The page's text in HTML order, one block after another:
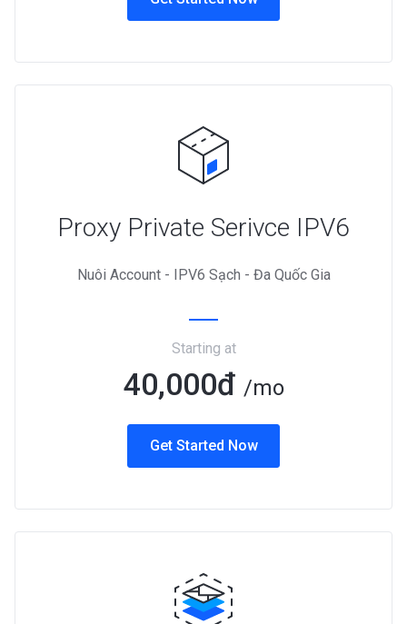
Proxy Private Serivce IPV6
Nuôi Account - IPV6 Sạch - Đa Quốc Gia
Starting at
40,000đ /mo
Get Started Now